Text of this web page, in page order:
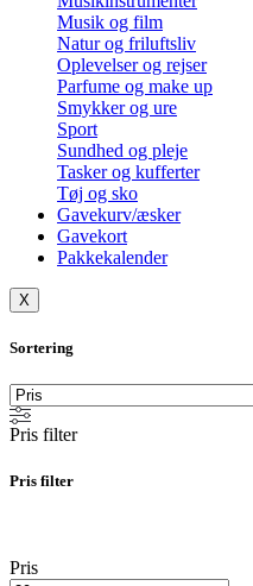
Musik og film
Natur og friluftsliv
Oplevelser og rejser
Parfume og make up
Smykker og ure
Sport
Sundhed og pleje
Tasker og kufferter
Tøj og sko
Gavekurv/æsker
Gavekort
Pakkekalender
X
Sortering
Pris filter
Pris filter
Pris